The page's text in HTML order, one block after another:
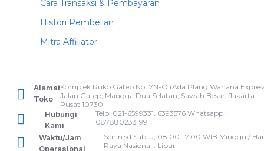
Cara Transaksi & Pembayaran
Histori Pembelian
Mitra Affiliator
Alamat
Toko
Komplek Ruko Gatep No.17N-O (Ada Plang Wahana
Jalan Gatep, Mangga Dua Selatan, Sawah Besar, Jakarta
Pusat 10730
Hubungi
Kami
Telp: 021-6599331, 6393576 Whatsapp :
087880233199
Waktu/Jam
Operasional
Senin sd Sabtu, 08.00-17.00 WIB Minggu /
Raya Nasional : Libur